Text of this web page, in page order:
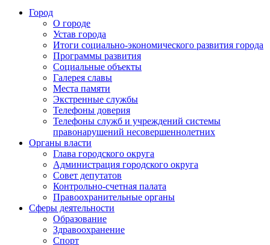
Город
О городе
Устав города
Итоги социально-экономического развития города
Программы развития
Социальные объекты
Галерея славы
Места памяти
Экстренные службы
Телефоны доверия
Телефоны служб и учреждений системы
правонарушений несовершеннолетних
Органы власти
Глава городского округа
Администрация городcкого округа
Совет депутатов
Контрольно-счетная палата
Правоохранительные органы
Сферы деятельности
Образование
Здравоохранение
Спорт